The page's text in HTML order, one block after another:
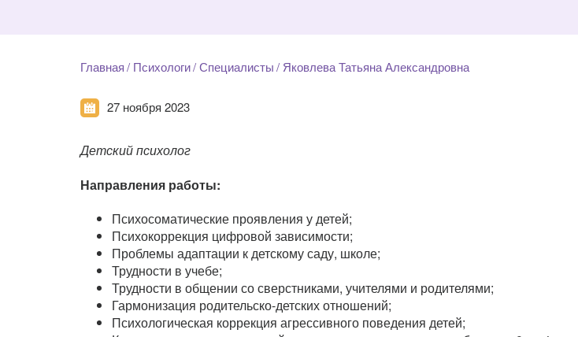
Главная Психологи Специалисты Яковлева Татьяна Александровна
27 ноября 2023
Детский психолог
Направления работы:
Психосоматические проявления у детей;
Психокоррекция цифровой зависимости;
Проблемы адаптации к детскому саду, школе;
Трудности в учебе;
Трудности в общении со сверстниками, учителями и родителями;
Гармонизация родительско-детских отношений;
Психологическая коррекция агрессивного поведения детей;